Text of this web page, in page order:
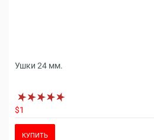
Ушки 24 мм.
$1
КУПИТЬ